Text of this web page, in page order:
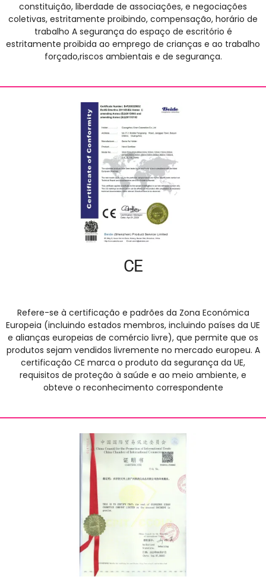
constituição, liberdade de associações, e negociações
coletivas, estritamente proibindo, compensação, horário de
trabalho A segurança do espaço de escritório é
estritamente proibida ao emprego de crianças e ao trabalho
forçado,riscos ambientais e de segurança.
CE
Refere-se à certificação e padrões da Zona Económica
Europeia (incluindo estados membros, incluindo países da UE
e alianças europeias de comércio livre), que permite que os
produtos sejam vendidos livremente no mercado europeu. A
certificação CE marca o produto da segurança da UE,
requisitos de proteção à saúde e ao meio ambiente, e
obteve o reconhecimento correspondente